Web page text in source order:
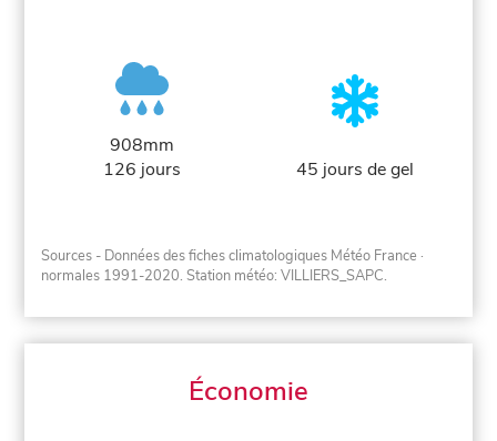
908mm
126 jours
45 jours de gel
Sources - Données des fiches climatologiques Météo France ·
normales 1991-2020. Station météo: VILLIERS_SAPC.
Économie